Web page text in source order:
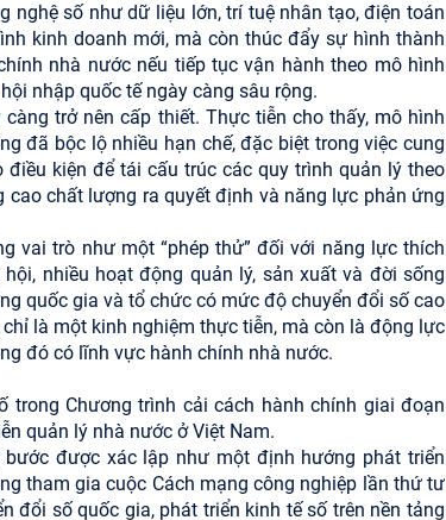
nghệ số như dữ liệu lớn, trí tuệ nhân tạo, điện toán
kinh doanh mới, mà còn thúc đẩy sự hình thành
nhà nước nếu tiếp tục vận hành theo mô hình
nhập quốc tế ngày càng sâu rộng.
trở nên cấp thiết. Thực tiễn cho thấy, mô hình
đã bộc lộ nhiều hạn chế, đặc biệt trong việc cung
kiện để tái cấu trúc các quy trình quản lý theo
chất lượng ra quyết định và năng lực phản ứng
vai trò như một “phép thử” đối với năng lực thích
nhiều hoạt động quản lý, sản xuất và đời sống
quốc gia và tổ chức có mức độ chuyển đổi số cao
là một kinh nghiệm thực tiễn, mà còn là động lực
đó có lĩnh vực hành chính nhà nước.
trong Chương trình cải cách hành chính giai đoạn
quản lý nhà nước ở Việt Nam.
được xác lập như một định hướng phát triển
tham gia cuộc Cách mạng công nghiệp lần thứ tư
đổi số quốc gia, phát triển kinh tế số trên nền tảng